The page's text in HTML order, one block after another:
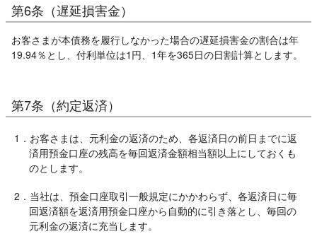
第6条（遅延損害金）
お客さまが本債務を履行しなかった場合の遅延損害金の割合は年
19.94％とし、付利単位は1円、1年を365日の日割計算とします。
第7条（約定返済）
1．お客さまは、元利金の返済のため、各返済日の前日までに返
済用預金口座の残高を毎回返済金額相当額以上にしておくも
のとします。
2．当社は、預金口座取引一般規定にかかわらず、各返済日に毎
回返済額を返済用預金口座から自動的に引き落とし、毎回の
元利金の返済に充当します。